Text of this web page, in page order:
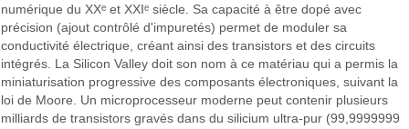
numérique du XXᵉ et XXIᵉ siècle. Sa capacité à être dopé avec
précision (ajout contrôlé d'impuretés) permet de moduler sa
conductivité électrique, créant ainsi des transistors et des circuits
intégrés. La Silicon Valley doit son nom à ce matériau qui a permis la
miniaturisation progressive des composants électroniques, suivant la
loi de Moore. Un microprocesseur moderne peut contenir plusieurs
milliards de transistors gravés dans du silicium ultra-pur (99,9999999